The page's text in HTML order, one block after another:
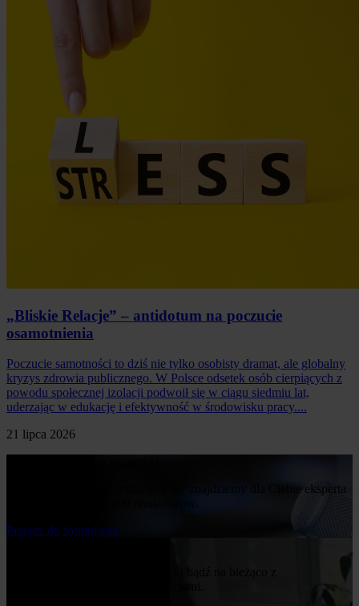
„Bliskie Relacje” – antidotum na poczucie
osamotnienia
Poczucie samotności to dziś nie tylko osobisty dramat, ale globalny
kryzys zdrowia publicznego. W Polsce odsetek osób cierpiących z
powodu społecznej izolacji podwoił się w ciągu siedmiu lat,
uderzając w edukację i efektywność w środowisku pracy....
21 lipca 2026
Napisz nam o swoim temacie, a my znajdziemy dla Ciebie eksperta
Przejdż do formularza